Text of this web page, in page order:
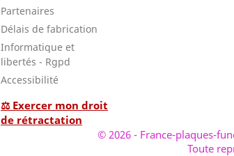
Partenaires
Délais de fabrication
Informatique et
libertés - Rgpd
Accessibilité
⚖ Exercer mon droit
de rétractation
© 2026 - France-plaques-
Toute